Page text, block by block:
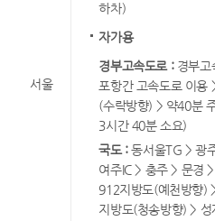
서울
하차)
자가용
경부고속도로 : 경부고
포항간 고속도로 이용
(수락방향) > 약40분
3시간 40분 소요)
국도 :동서울TG > 광
여주IC > 충주 > 문경
912지방도(예천방향)
지방도(청송방향) >